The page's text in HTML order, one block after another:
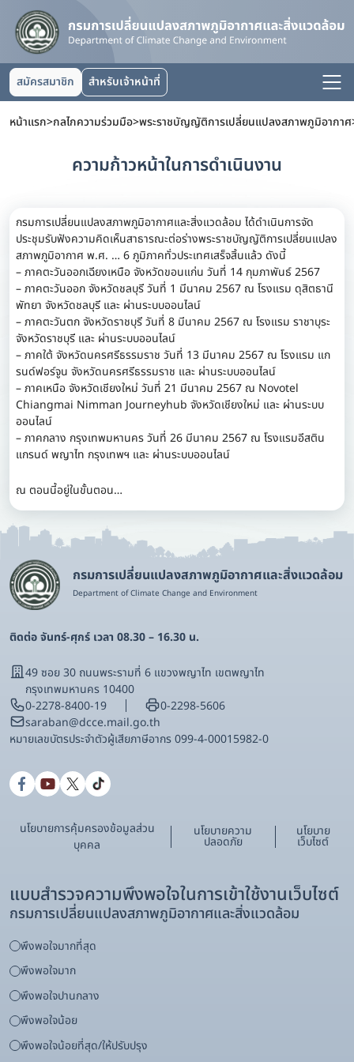
สมัครสมาชิก สำหรับเจ้าหน้าที่
หน้าแรก>กลไกความร่วมมือ>พระราชบัญญัติการเปลี่ยนแปลงสภาพภูมิอากาศ
ความก้าวหน้าในการดำเนินงาน
กรมการเปลี่ยนแปลงสภาพภูมิอากาศและสิ่งแวดล้อม ได้ดำเนินการจัด
ประชุมรับฟังความคิดเห็นสาธารณะต่อร่างพระราชบัญญัติการเปลี่ยนแปลง
สภาพภูมิอากาศ พ.ศ. … 6 ภูมิภาคทั่วประเทศเสร็จสิ้นแล้ว ดังนี้
– ภาคตะวันออกเฉียงเหนือ จังหวัดขอนแก่น วันที่ 14 กุมภาพันธ์ 2567
– ภาคตะวันออก จังหวัดชลบุรี วันที่ 1 มีนาคม 2567 ณ โรงแรม ดุสิตธานี
พัทยา จังหวัดชลบุรี และ ผ่านระบบออนไลน์
– ภาคตะวันตก จังหวัดราชบุรี วันที่ 8 มีนาคม 2567 ณ โรงแรม ราชาบุระ
จังหวัดราชบุรี และ ผ่านระบบออนไลน์
– ภาคใต้ จังหวัดนครศรีธรรมราช วันที่ 13 มีนาคม 2567 ณ โรงแรม แก
รนด์ฟอร์จูน จังหวัดนครศรีธรรมราช และ ผ่านระบบออนไลน์
– ภาคเหนือ จังหวัดเชียงใหม่ วันที่ 21 มีนาคม 2567 ณ Novotel
Chiangmai Nimman Journeyhub จังหวัดเชียงใหม่ และ ผ่านระบบ
ออนไลน์
– ภาคกลาง กรุงเทพมหานคร วันที่ 26 มีนาคม 2567 ณ โรงแรมอีสติน
แกรนด์ พญาไท กรุงเทพฯ และ ผ่านระบบออนไลน์
ณ ตอนนี้อยู่ในขั้นตอน…
กรมการเปลี่ยนแปลงสภาพภูมิอากาศและสิ่งแวดล้อม
Department of Climate Change and Environment
ติดต่อ จันทร์-ศุกร์ เวลา 08.30 – 16.30 น.
49 ซอย 30 ถนนพระรามที่ 6 แขวงพญาไท เขตพญาไท
กรุงเทพมหานคร 10400
0-2278-8400-19
0-2298-5606
saraban@dcce.mail.go.th
หมายเลขบัตรประจําตัวผู้เสียภาษีอากร 099-4-00015982-0
นโยบายการคุ้มครองข้อมูลส่วน
บุคคล
นโยบายความ
ปลอดภัย
นโยบาย
เว็บไซต์
แบบสำรวจความพึงพอใจในการเข้าใช้งานเว็บไซต์
กรมการเปลี่ยนแปลงสภาพภูมิอากาศและสิ่งแวดล้อม
พึงพอใจมากที่สุด
พึงพอใจมาก
พึงพอใจปานกลาง
พึงพอใจน้อย
พึงพอใจน้อยที่สุด/ให้ปรับปรุง